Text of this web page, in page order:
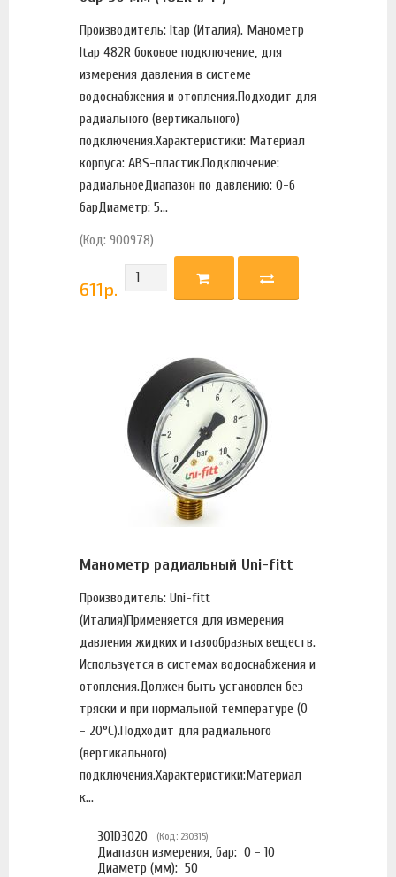
Производитель: Itap (Италия). Манометр
Itap 482R боковое подключение, для
измерения давления в системе
водоснабжения и отопления.Подходит для
радиального (вертикального)
подключения.Характеристики: Материал
корпуса: ABS-пластик.Подключение:
радиальноеДиапазон по давлению: 0-6
барДиаметр: 5...
(Код: 900978)
611р.
Манометр радиальный Uni-fitt
Производитель: Uni-fitt
(Италия)Применяется для измерения
давления жидких и газообразных веществ.
Используется в системах водоснабжения и
отопления.Должен быть установлен без
тряски и при нормальной температуре (0
- 20°С).Подходит для радиального
(вертикального)
подключения.Характеристики:Материал
к...
301D3020 (Код: 230315)
Диапазон измерения, бар: 0 - 10
Диаметр (мм): 50